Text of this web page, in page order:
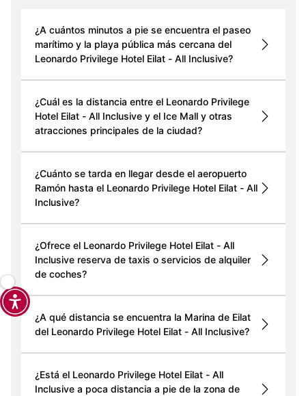
¿A cuántos minutos a pie se encuentra el paseo
marítimo y la playa pública más cercana del
Leonardo Privilege Hotel Eilat - All Inclusive?
¿Cuál es la distancia entre el Leonardo Privilege
Hotel Eilat - All Inclusive y el Ice Mall y otras
atracciones principales de la ciudad?
¿Cuánto se tarda en llegar desde el aeropuerto
Ramón hasta el Leonardo Privilege Hotel Eilat - All
Inclusive?
¿Ofrece el Leonardo Privilege Hotel Eilat - All
Inclusive reserva de taxis o servicios de alquiler
de coches?
¿A qué distancia se encuentra la Marina de Eilat
del Leonardo Privilege Hotel Eilat - All Inclusive?
¿Está el Leonardo Privilege Hotel Eilat - All
Inclusive a poca distancia a pie de la zona de